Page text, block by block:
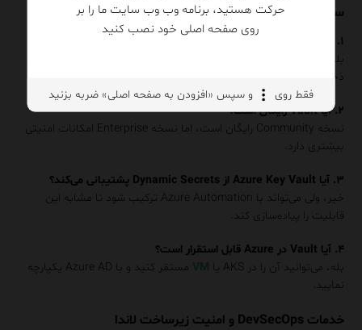
حرکت هستید، برنامه وب وب سایت ما را بر
روی صفحه اصلی خود نصب کنید
فقط روی و سپس «افزودن به صفحه اصلی» ضربه بزنید
سوالات متداول (FAQ)
۱. آیا Vault و Azure Key Vault را می‌توان با هم ترکیب کرد؟
ذخیره نهایی کلیدها استفاده کرد.
۲. آیا Vault رایگان است؟
نسخه Community رایگان است، اما نسخه Enterprise امکانات امنیتی
بیشتری دارد.
۳. آیا Azure Key Vault از Dynamic Secrets پشتیبانی می‌کند؟
خیر، ولی می‌تواند با Azure Automation ترکیب شود تا مشابه این
قابلیت را پیاده‌سازی کند.
۴. آیا Vault در Azure قابل استقرار است؟
بله، می‌توانید آن را در AKS یا
VM
مستقر کنید و با Azure AD یکپارچه
نمایید.
خدمات DevSecOps و امنیت زیرساخت لاندا